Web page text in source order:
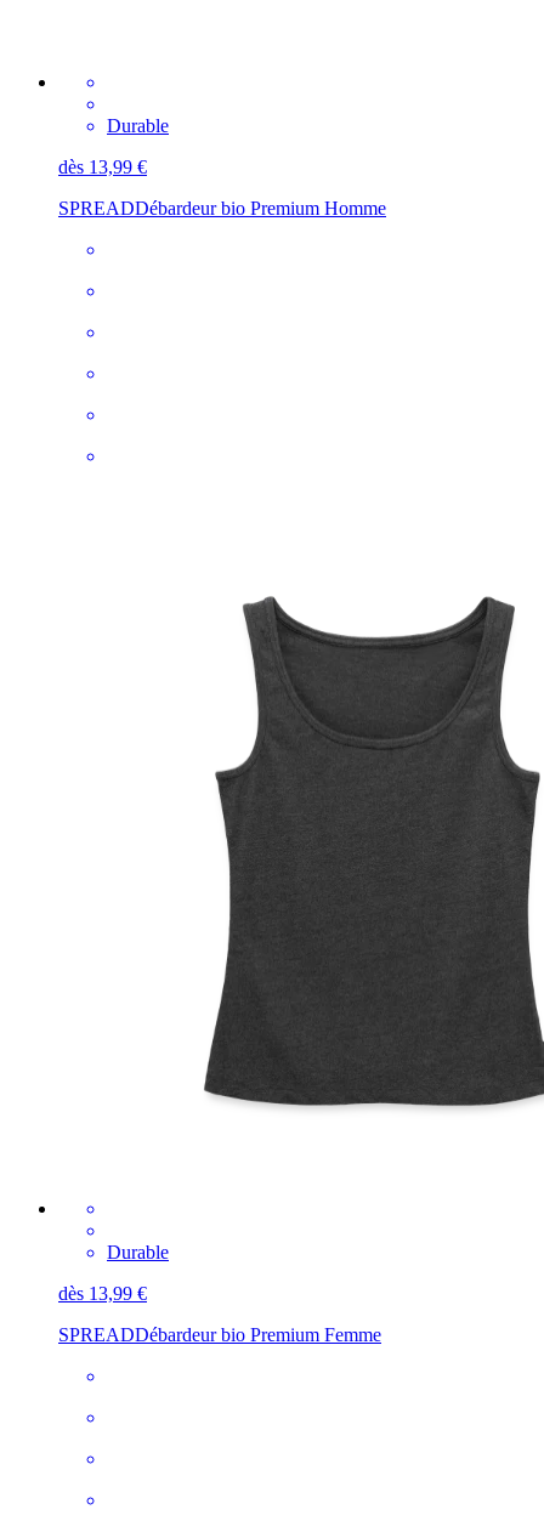
Durable
dès 13,99 €
SPREADDébardeur bio Premium Homme
Durable
dès 13,99 €
SPREADDébardeur bio Premium Femme